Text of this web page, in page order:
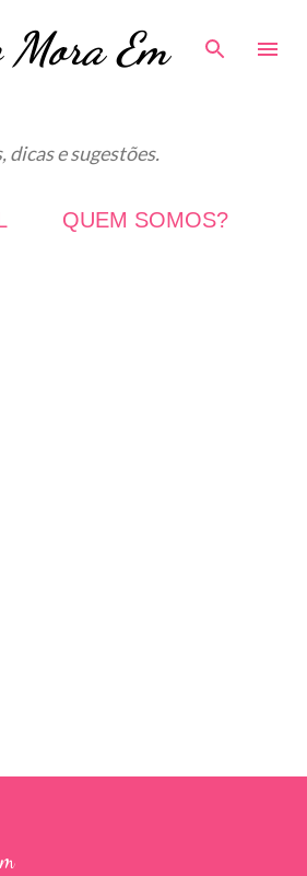
para o conteúdo principal
Mora Em
dicas e sugestões.
QUEM SOMOS?